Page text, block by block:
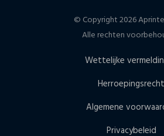
© Copyright 2026
Alle rechten
Wettelijke
Herroepingsrecht
Algemene
Privacybeleid